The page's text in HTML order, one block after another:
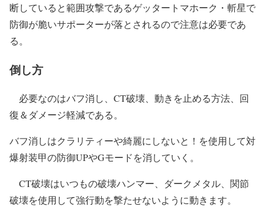
断していると範囲攻撃であるゲッタートマホーク・斬星で
防御が脆いサポーターが落とされるので注意は必要であ
る。
倒し方
必要なのはバフ消し、CT破壊、動きを止める方法、回
復＆ダメージ軽減である。
バフ消しはクラリティーや綺麗にしないと！を使用して対
爆射装甲の防御UPやGモードを消していく。
CT破壊はいつもの破壊ハンマー、ダークメタル、関節
破壊を使用して強行動を撃たせないように動きます。